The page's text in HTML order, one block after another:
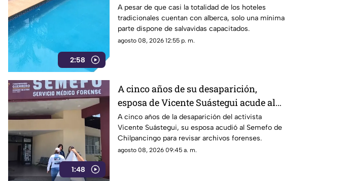
2:58
hoteles tradicionales
A pesar de que casi la totalidad de los hoteles
tradicionales cuentan con alberca, solo una mínima
parte dispone de salvavidas capacitados.
agosto 08, 2026 12:55 p. m.
1:48
A cinco años de su desaparición,
esposa de Vicente Suástegui acude al
Semefo en Chilpancingo
A cinco años de la desaparición del activista
Vicente Suástegui, su esposa acudió al Semefo de
Chilpancingo para revisar archivos forenses.
agosto 08, 2026 09:45 a. m.